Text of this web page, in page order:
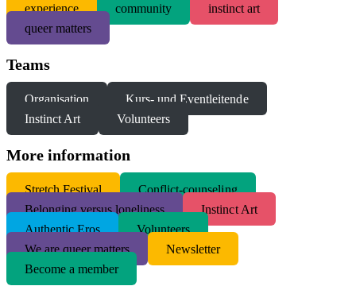
experience community
instinct art
queer matters
Teams
Organisation
Kurs- und Eventleitende
Instinct Art
Volunteers
More information
Stretch Festival
Conflict-counseling
Belonging versus loneliness
Instinct Art
Authentic Eros
Volunteers
We are queer matters
Newsletter
Become a member